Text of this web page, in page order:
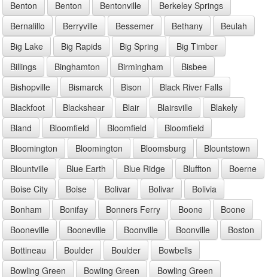
Benton
Benton Bentonville
Berkeley Springs
Bernalillo
Berryville Bessemer Bethany
Beulah
Big Lake
Big Rapids Big Spring
Big Timber
Billings
Binghamton Birmingham
Bisbee
Bishopville
Bismarck Bison
Black River Falls
Blackfoot
Blackshear Blair Blairsville
Blakely
Bland
Bloomfield Bloomfield
Bloomfield
Bloomington
Bloomington Bloomsburg
Blountstown
Blountville
Blue Earth Blue Ridge Bluffton
Boerne
Boise City
Boise Bolivar Bolivar
Bolivia
Bonham
Bonifay Bonners Ferry Boone
Boone
Booneville
Booneville Boonville Boonville
Boston
Bottineau
Boulder Boulder
Bowbells
Bowling Green
Bowling Green
Bowling Green